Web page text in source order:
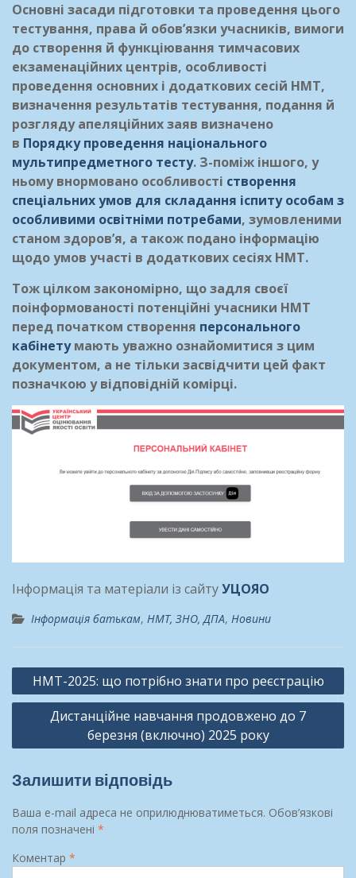
Основні засади підготовки та проведення цього
тестування, права й обов’язки учасників, вимоги
до створення й функціювання тимчасових
екзаменаційних центрів, особливості
проведення основних і додаткових сесій НМТ,
визначення результатів тестування, подання й
розгляду апеляційних заяв визначено
в Порядку проведення національного
мультипредметного тесту. З-поміж іншого, у
ньому внормовано особливості створення
спеціальних умов для складання іспиту особам з
особливими освітніми потребами, зумовленими
станом здоров’я, а також подано інформацію
щодо умов участі в додаткових сесіях НМТ.
Тож цілком закономірно, що задля своєї
поінформованості потенційні учасники НМТ
перед початком створення персонального
кабінетумають уважно ознайомитися з цим
документом, а не тільки засвідчити цей факт
позначкою у відповідній комірці.
Інформація та матеріали із сайтуУЦОЯО
Інформація батькам, НМТ, ЗНО, ДПА, Новини
Навігація
записів
НМТ-2025: що потрібно знати про реєстрацію
Дистанційне навчання продовжено до 7
березня (включно) 2025 року
Залишити відповідь
Ваша e-mail адреса не оприлюднюватиметься. Обов’язкові
поля позначені *
Коментар *